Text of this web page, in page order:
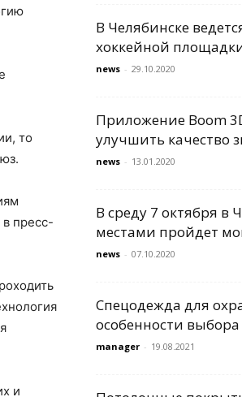
то
пресс-
и
В Челябинске
хоккейной
news - 29.10.2020
Приложение Boom
улучшить качество
news - 13.01.2020
В среду 7 октября в
местами пройдет
news - 07.10.2020
Спецодежда для
особенности выбора
manager - 19.08.2021